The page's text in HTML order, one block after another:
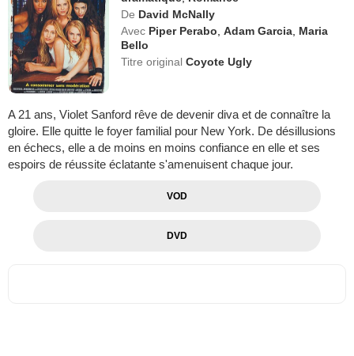
De David McNally
Avec Piper Perabo ,Adam Garcia Maria
Bello
Titre originalCoyote Ugly
A 21 ans, Violet Sanford rêve de devenir diva et de connaître la
gloire. Elle quitte le foyer familial pour New York. De désillusions
en échecs, elle a de moins en moins confiance en elle et ses
espoirs de réussite éclatante s'amenuisent chaque jour.
VOD
DVD